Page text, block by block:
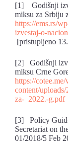
[1] Godišnji
miksu za
https://ems.rs/
izvestaj-o-
[pristupljeno
[2] Godišnji
miksu Crne
https://
content/
za- 2022.-g.pdf
[3] Policy
Secretariat on
01/2018/5 Feb